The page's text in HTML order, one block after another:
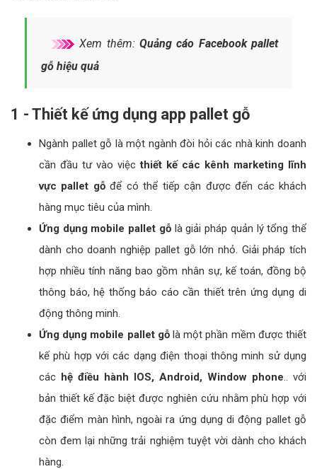
Xem thêm: Quảng cáo Facebook pallet
gỗ hiệu quả
1 - Thiết kế ứng dụng app pallet gỗ
Ngành pallet gỗ là một ngành đòi hỏi các nhà kinh doanh
cần đầu tư vào việcthiết kế các kênh marketing lĩnh
vực pallet gỗđể có thể tiếp cận được đến các khách
hàng mục tiêu của mình.
Ứng dụng mobile pallet gỗlà giải pháp quản lý tổng thể
dành cho doanh nghiệp pallet gỗ lớn nhỏ. Giải pháp tích
hợp nhiều tính năng bao gồm nhân sự, kế toán, đồng bộ
thông báo, hệ thống báo cáo cần thiết trên ứng dụng di
động thông minh.
Ứng dụng mobile pallet gỗlà một phần mềm được thiết
kế phù hợp với các dạng điện thoại thông minh sử dụng
các hệ điều hành IOS, Android, Window phone .. với
bản thiết kế đặc biệt được nghiên cứu nhằm phù hợp với
đặc điểm màn hình, ngoài ra ứng dụng di động pallet gỗ
còn đem lại những trải nghiệm tuyệt vời dành cho khách
hàng.